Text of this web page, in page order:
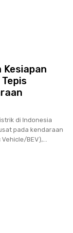
Kesiapan
di Indonesia
pada kendaraan
BEV),...